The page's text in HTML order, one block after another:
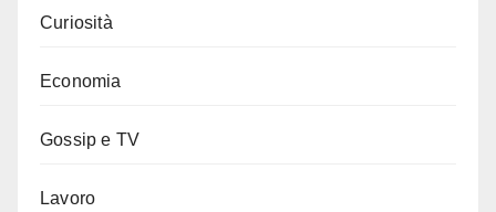
Curiosità
Economia
Gossip e TV
Lavoro